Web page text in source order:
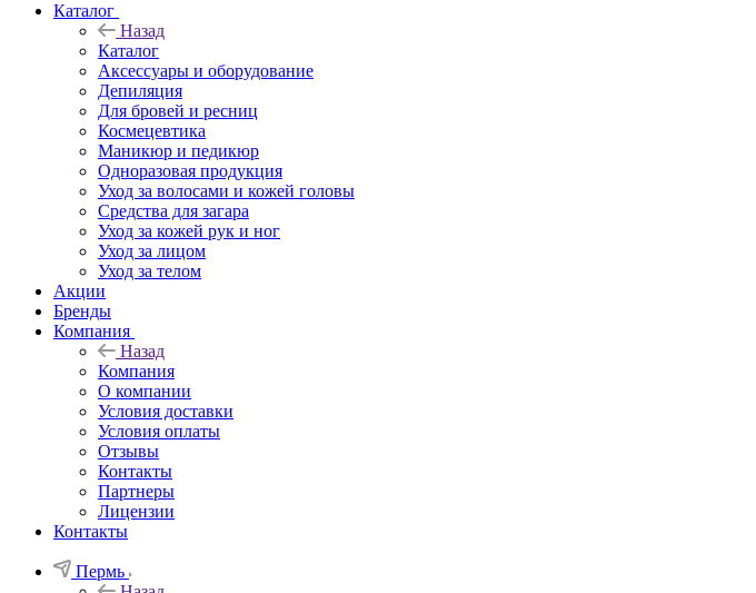
Каталог
Назад
Каталог
Аксессуары и оборудование
Депиляция
Для бровей и ресниц
Космецевтика
Маникюр и педикюр
Одноразовая продукция
Уход за волосами и кожей головы
Средства для загара
Уход за кожей рук и ног
Уход за лицом
Уход за телом
Акции
Бренды
Компания
Назад
Компания
О компании
Условия доставки
Условия оплаты
Отзывы
Контакты
Партнеры
Лицензии
Контакты
Пермь